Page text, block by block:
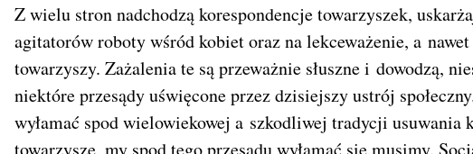
Z wielu stron nadchodzą korespondencje towarzyszek,
agitatorów roboty wśród kobiet oraz na lekceważenie, a
towarzyszy. Zażalenia te są przeważnie słuszne i dowodzą,
niektóre przesądy uświęcone przez dzisiejszy ustrój
wyłamać spod wielowiekowej a szkodliwej tradycji
towarzysze, my spod tego przesądu wyłamać się musimy.